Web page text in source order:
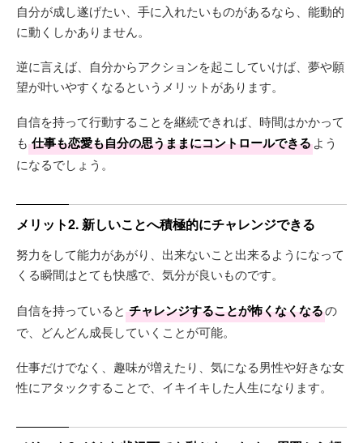
自分が成し遂げたい、手に入れたいものがあるなら、能動的
に動くしかありません。
逆に言えば、自分からアクションを起こしていけば、夢や願
望が叶いやすくなるというメリットがあります。
自信を持って行動することを継続できれば、時間はかかって
も 仕事も恋愛も自分の思うままにコントロールできるよう
になるでしょう。
メリット2. 新しいことへ積極的にチャレンジできる
努力をして能力があがり、出来ないこと出来るようになって
くる瞬間はとても快感で、気分が良いものです。
自信を持っていると チャレンジすることが怖くなくなるの
で、どんどん成長していくことが可能。
仕事だけでなく、趣味が増えたり、気になる男性や好きな女
性にアタックすることで、イキイキした人生になります。